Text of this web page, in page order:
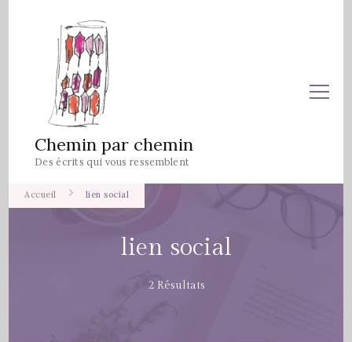
Chemin par chemin
Des écrits qui vous ressemblent
Accueil lien social
lien social
2 Résultats